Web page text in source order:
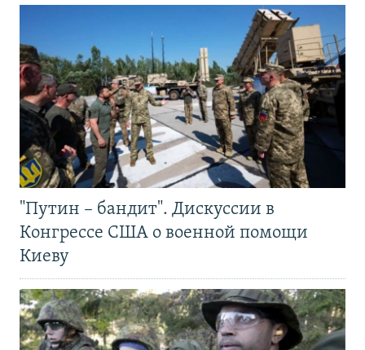
"Путин – бандит". Дискуссии в
Конгрессе США о военной помощи
Киеву